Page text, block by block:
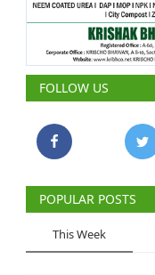
FOLLOW US
POPULAR POSTS
This Week